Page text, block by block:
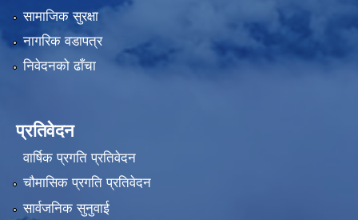
सामाजिक सुरक्षा
नागरिक वडापत्र
निवेदनको ढाँचा
प्रतिवेदन
वार्षिक प्रगति प्रतिवेदन
चौमासिक प्रगति प्रतिवेदन
सार्वजनिक सुनुवाई